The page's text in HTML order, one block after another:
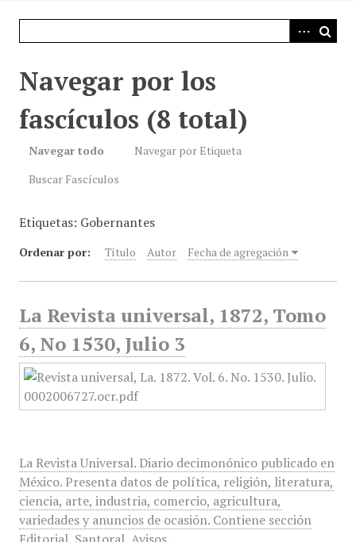
Navegar por los
fascículos (8 total)
Navegar todo
Navegar por Etiqueta
Buscar Fascículos
Etiquetas: Gobernantes
Ordenar por: Título Autor Fecha de agregación
La Revista universal, 1872, Tomo
6, No 1530, Julio 3
La Revista Universal. Diario decimonónico publicado en
México. Presenta datos de política, religión, literatura,
ciencia, arte, industria, comercio, agricultura,
variedades y anuncios de ocasión. Contiene sección